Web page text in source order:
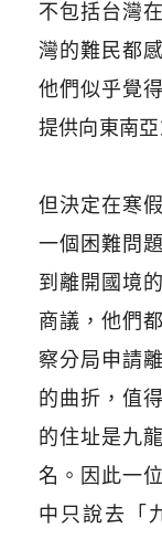
不包括台灣
灣的難民都
他們似乎覺
提供向東南
但決定在寒
一個困難問
到離開國境
商議，他們
察分局申請
的曲折，值
的住址是九
名。因此一
中只說去「